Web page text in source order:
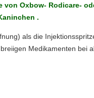
von Oxbow- Rodicare-
.
als die
Medikamenten bei